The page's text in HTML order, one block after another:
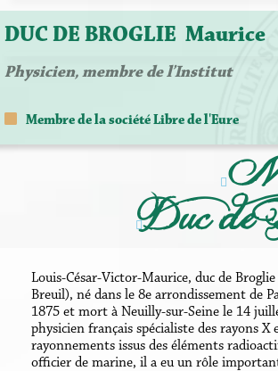
DUC DE BROGLIE Maurice
Physicien, membre de l’Institut
Membrede la société Libre de l'Eure
Duc de
Louis-César-Victor-Maurice, duc de
Breuil), né dans le 8e arrondissement de
1875 et mort à Neuilly-sur-Seine le 14
physicien français spécialiste des rayons X
rayonnements issus des éléments
officier de marine, il a eu un rôle